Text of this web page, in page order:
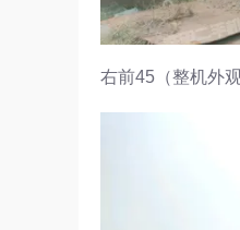
右前45（整机外观